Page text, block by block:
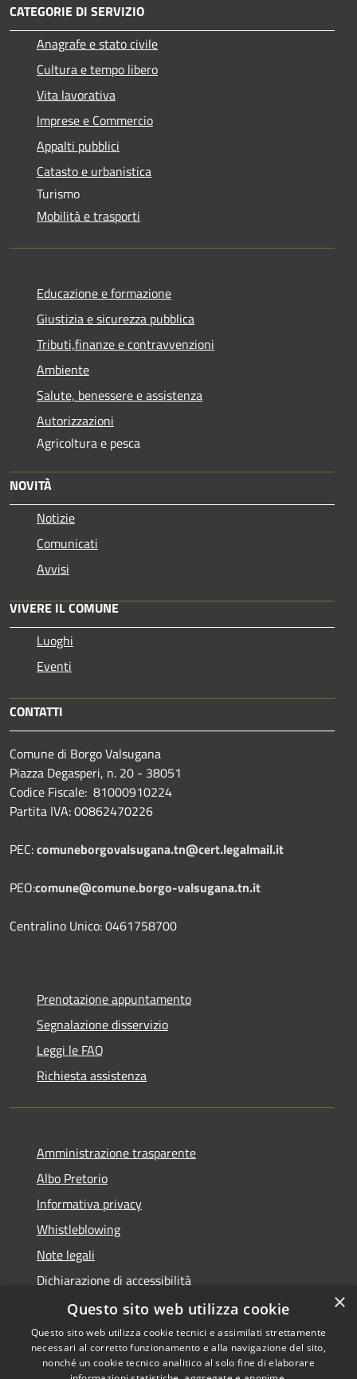
CATEGORIE DI SERVIZIO
Anagrafe e stato civile
Cultura e tempo libero
Vita lavorativa
Imprese e Commercio
Appalti pubblici
Catasto e urbanistica
Turismo
Mobilità e trasporti
Educazione e formazione
Giustizia e sicurezza pubblica
Tributi,finanze e contravvenzioni
Ambiente
Salute, benessere e assistenza
Autorizzazioni
Agricoltura e pesca
NOVITÀ
Notizie
Comunicati
Avvisi
VIVERE IL COMUNE
Luoghi
Eventi
CONTATTI
Comune di Borgo Valsugana
Piazza Degasperi, n. 20 - 38051
Codice Fiscale: 81000910224
Partita IVA: 00862470226
PEC:comuneborgovalsugana.tn@cert.legalmail.it
PEO:comune@comune.borgo-valsugana.tn.it
Centralino Unico: 0461758700
Prenotazione appuntamento
Segnalazione disservizio
Leggi le FAQ
Richiesta assistenza
Amministrazione trasparente
Albo Pretorio
Informativa privacy
Whistleblowing
Note legali
Dichiarazione di accessibilità
Feedback accessibilità
×
Questo sito web utilizza cookie
Questo sito web utilizza cookie tecnici e assimilati strettamente
necessari al corretto funzionamento e alla navigazione del sito,
nonché un cookie tecnico analitico al solo fine di elaborare